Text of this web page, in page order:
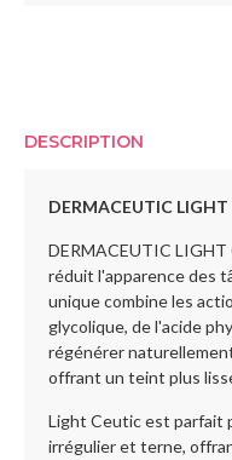
DESCRIPTION
DERMACEUTIC
DERMACEUTIC
réduit l'apparence des
unique combine les
glycolique, de l'acide
régénérer
offrant un teint plus
Light Ceutic est parfait
irrégulier et terne,